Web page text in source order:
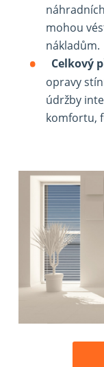
mohou
nákladům.
Celkový
opravy
údržby
komfortu,